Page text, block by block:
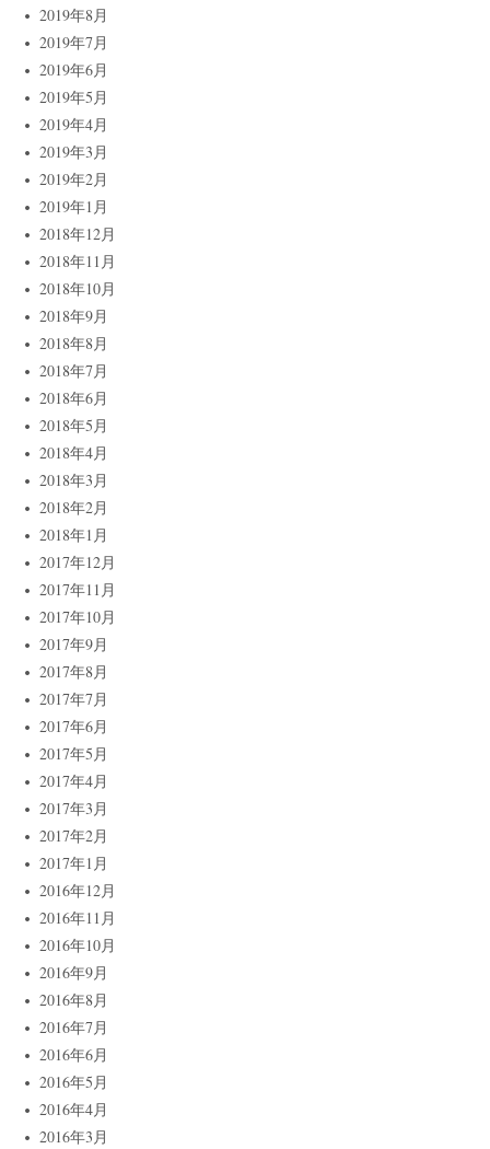
2019年8月
2019年7月
2019年6月
2019年5月
2019年4月
2019年3月
2019年2月
2019年1月
2018年12月
2018年11月
2018年10月
2018年9月
2018年8月
2018年7月
2018年6月
2018年5月
2018年4月
2018年3月
2018年2月
2018年1月
2017年12月
2017年11月
2017年10月
2017年9月
2017年8月
2017年7月
2017年6月
2017年5月
2017年4月
2017年3月
2017年2月
2017年1月
2016年12月
2016年11月
2016年10月
2016年9月
2016年8月
2016年7月
2016年6月
2016年5月
2016年4月
2016年3月